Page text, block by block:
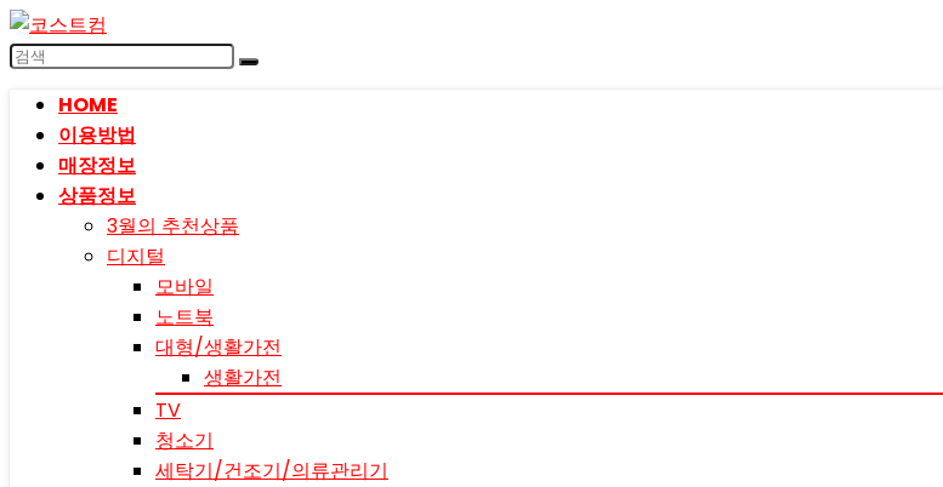
HOME
이용방법
매장정보
상품정보
3월의 추천상품
디지털
모바일
노트북
대형/생활가전
생활가전
TV
청소기
세탁기/건조기/의류관리기